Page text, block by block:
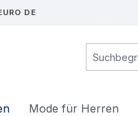
DE
Mode für Herren